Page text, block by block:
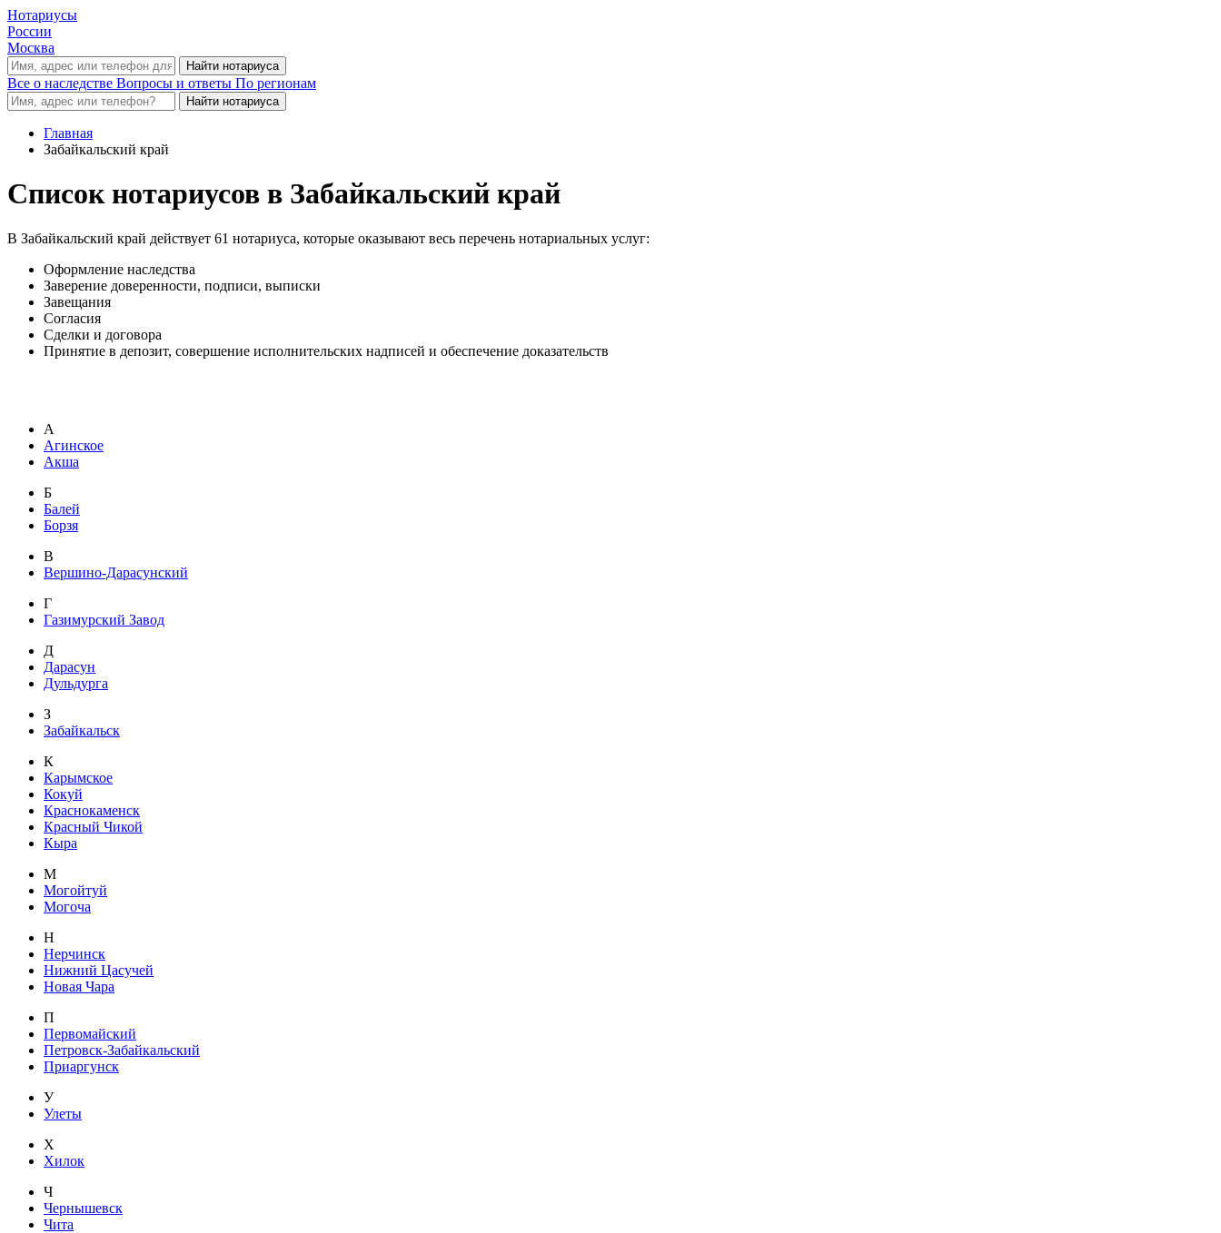
Нотариусы
России
Москва
Все о наследстве Вопросы и ответы По регионам
Главная
Забайкальский край
Список нотариусов в Забайкальский край
В Забайкальский край действует 61 нотариуса, которые оказывают весь перечень нотариальных услуг:
Оформление наследства
Заверение доверенности, подписи, выписки
Завещания
Согласия
Сделки и договора
Принятие в депозит, совершение исполнительских надписей и обеспечение доказательств
А
Агинское
Акша
Б
Балей
Борзя
В
Вершино-Дарасунский
Г
Газимурский Завод
Д
Дарасун
Дульдурга
З
Забайкальск
К
Карымское
Кокуй
Краснокаменск
Красный Чикой
Кыра
М
Могойтуй
Могоча
Н
Нерчинск
Нижний Цасучей
Новая Чара
П
Первомайский
Петровск-Забайкальский
Приаргунск
У
Улеты
Х
Хилок
Ч
Чернышевск
Чита